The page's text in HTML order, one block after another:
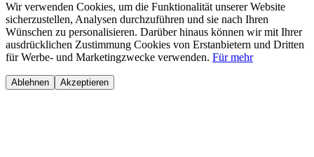
Wir verwenden Cookies, um die Funktionalität unserer Website
sicherzustellen, Analysen durchzuführen und sie nach Ihren
Wünschen zu personalisieren. Darüber hinaus können wir mit Ihrer
ausdrücklichen Zustimmung Cookies von Erstanbietern und Dritten
für Werbe- und Marketingzwecke verwenden. Für mehr
Ablehnen Akzeptieren